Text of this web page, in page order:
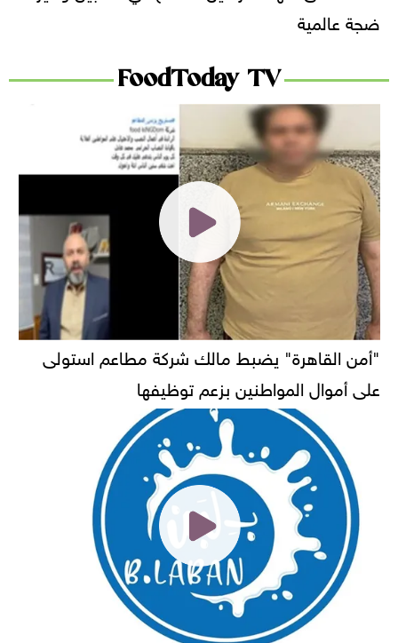
ضجة عالمية
FoodToday TV
"أمن القاهرة" يضبط مالك شركة مطاعم استولى
على أموال المواطنين بزعم توظيفها